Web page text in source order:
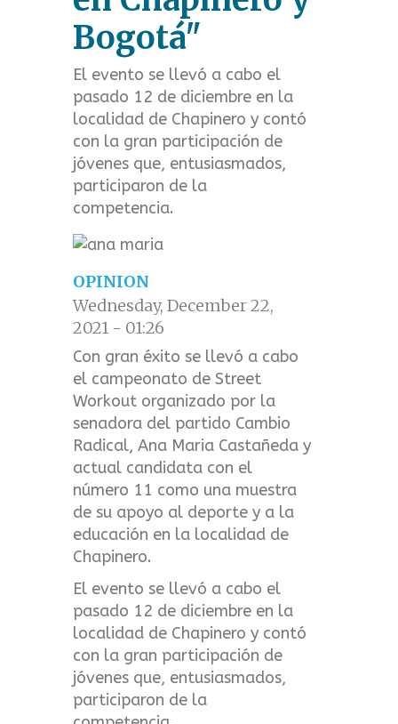
Bogotá"
El evento se llevó a cabo el
pasado 12 de diciembre en la
localidad de Chapinero y contó
con la gran participación de
jóvenes que, entusiasmados,
participaron de la
competencia.
OPINION
Wednesday, December 22,
2021 - 01:26
Con gran éxito se llevó a cabo
el campeonato de Street
Workout organizado por la
senadora del partido Cambio
Radical, Ana Maria Castañeda y
actual candidata con el
número 11 como una muestra
de su apoyo al deporte y a la
educación en la localidad de
Chapinero.
El evento se llevó a cabo el
pasado 12 de diciembre en la
localidad de Chapinero y contó
con la gran participación de
jóvenes que, entusiasmados,
participaron de la